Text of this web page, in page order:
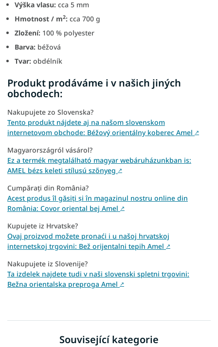
Výška vlasu: cca 5 mm
Hmotnost / m2: cca 700 g
Zložení: 100 % polyester
Barva: béžová
Tvar: obdélník
Produkt prodáváme i v našich jiných
obchodech:
Nakupujete zo Slovenska?
Tento produkt nájdete aj na našom slovenskom
internetovom obchode: Béžový orientálny koberec Amel ↗
Magyarországról vásárol?
Ez a termék megtalálható magyar webáruházunkban is:
AMEL bézs keleti stílusú szőnyeg ↗
Cumpărați din România?
Acest produs îl găsiți și în magazinul nostru online din
România: Covor oriental bej Amel ↗
Kupujete iz Hrvatske?
Ovaj proizvod možete pronaći i u našoj hrvatskoj
internetskoj trgovini: Bež orijentalni tepih Amel ↗
Nakupujete iz Slovenije?
Ta izdelek najdete tudi v naši slovenski spletni trgovini:
Bežna orientalska preproga Amel ↗
Související kategorie